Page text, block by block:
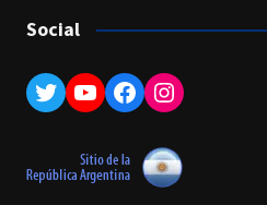
Social
Twitter
YouTube
Facebook
Instagram